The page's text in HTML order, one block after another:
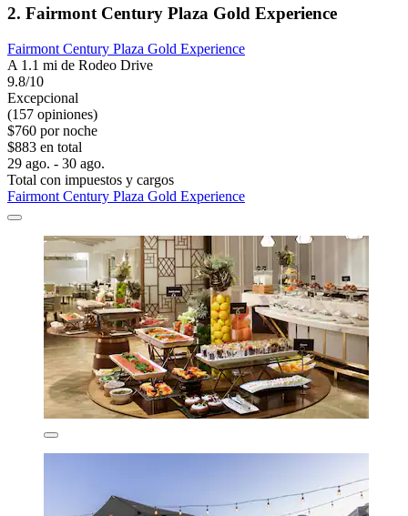
2. Fairmont Century Plaza Gold Experience
Fairmont Century Plaza Gold Experience
A 1.1 mi de Rodeo Drive
9.8/10
Excepcional
(157 opiniones)
$760 por noche
$883 en total
29 ago. - 30 ago.
Total con impuestos y cargos
Fairmont Century Plaza Gold Experience